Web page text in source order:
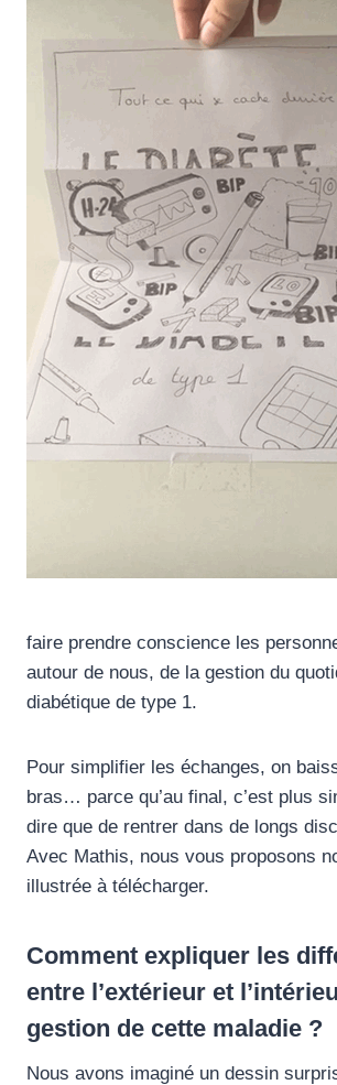
faire prendre conscience les
autour de nous, de la gestion du
diabétique de type 1.
Pour simplifier les échanges, on
bras… parce qu’au final, c’est plus
dire que de rentrer dans de longs
Avec Mathis, nous vous proposons
illustrée à télécharger.
Comment expliquer les
entre l’extérieur et
gestion de cette maladie ?
Nous avons imaginé un dessin